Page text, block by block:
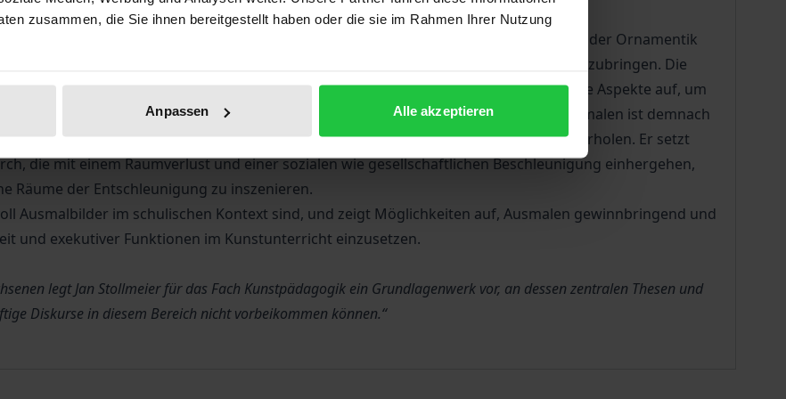
zusammen, die Sie ihnen bereitgestellt haben oder die sie im Rahmen Ihrer Nutzung
Anpassen Alle akzeptieren
Beachtung fand.
Arbeit nach, dass Ausmalbilder auf dem geschichtsträchtigen Formenrepertoire der Ornamentik
Erfahrungen zu initiieren und sowohl simple als auch komplexe Malstrategien hervorzubringen. Die
und greift kunstwissenschaftliche, soziologische und philosophische Aspekte auf, um
herauszuarbeiten, die die Grundlage für eine abschließende Theorie bilden. Ausmalen ist demnach
eine probate Möglichkeit darstellt, zur Ruhe zu kommen und sich vom Alltag zu erholen. Er setzt
die mit einem Raumverlust und einer sozialen wie gesellschaftlichen Beschleunigung einhergehen,
Räume der Entschleunigung zu inszenieren.
Ausmalbilder im schulischen Kontext sind, und zeigt Möglichkeiten auf, Ausmalen gewinnbringend und
und exekutiver Funktionen im Kunstunterricht einzusetzen.
legt Jan Stollmeier für das Fach Kunstpädagogik ein Grundlagenwerk vor, an dessen zentralen Thesen und
Diskurse in diesem Bereich nicht vorbeikommen können.“